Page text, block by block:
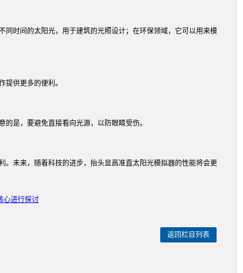
时间的太阳光，用于建筑的光照设计；在环保领域，它可以用来模
供更多的便利。
是，要避免直接看向光源，以防眼睛受伤。
未来，随着科技的进步，抬头显高准直太阳光模拟器的性能将会更
心进行探讨
返回栏目列表